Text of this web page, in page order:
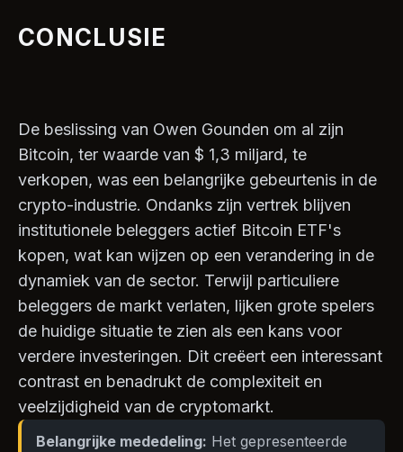
CONCLUSIE
De beslissing van Owen Gounden om al zijn
Bitcoin, ter waarde van $ 1,3 miljard, te
verkopen, was een belangrijke gebeurtenis in de
crypto-industrie. Ondanks zijn vertrek blijven
institutionele beleggers actief Bitcoin ETF's
kopen, wat kan wijzen op een verandering in de
dynamiek van de sector. Terwijl particuliere
beleggers de markt verlaten, lijken grote spelers
de huidige situatie te zien als een kans voor
verdere investeringen. Dit creëert een interessant
contrast en benadrukt de complexiteit en
veelzijdigheid van de cryptomarkt.
Belangrijke mededeling: Het gepresenteerde